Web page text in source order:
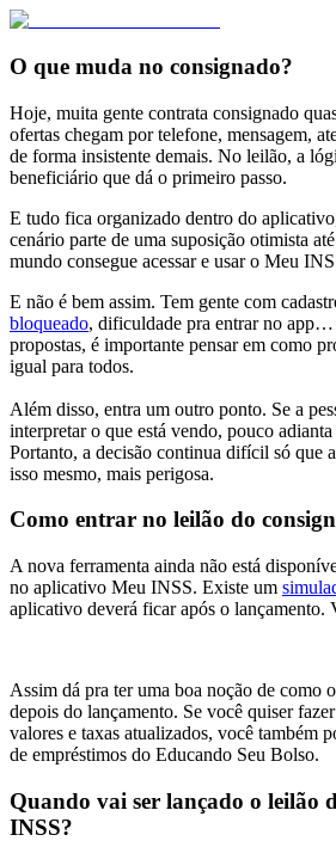
O que muda no consignado?
Hoje, muita gente contrata consignado
ofertas chegam por telefone, mensagem,
de forma insistente demais. No leilão, a
beneficiário que dá o primeiro passo.
E tudo fica organizado dentro do
cenário parte de uma suposição otimista
mundo consegue acessar e usar o Meu
E não é bem assim. Tem gente com
bloqueado, dificuldade pra entrar no app…
propostas, é importante pensar em como
igual para todos.
Além disso, entra um outro ponto. Se a
interpretar o que está vendo, pouco
Portanto, a decisão continua difícil só que
isso mesmo, mais perigosa.
Como entrar no leilão do
A nova ferramenta ainda não está
no aplicativo Meu INSS. Existe um
aplicativo deverá ficar após o lançamento.
Assim dá pra ter uma boa noção de como
depois do lançamento. Se você quiser
valores e taxas atualizados, você também
de empréstimos do Educando Seu Bolso.
Quando vai ser lançado o leilão
INSS?